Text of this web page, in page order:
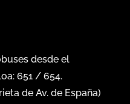
desde el
651/ 654.
de Av. de España)